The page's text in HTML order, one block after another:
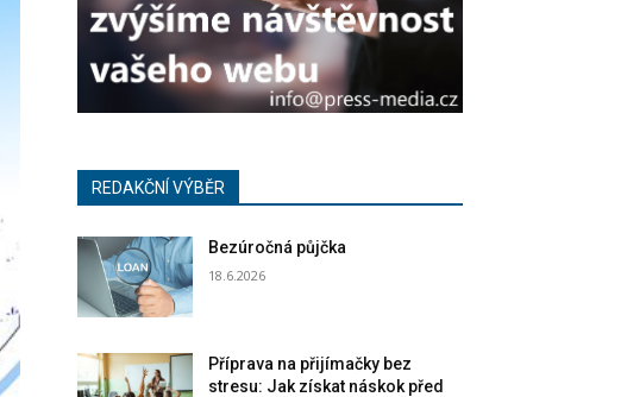
REDAKČNÍ VÝBĚR
Bezúročná půjčka
18.6.2026
Příprava na přijímačky bez
stresu: Jak získat náskok před